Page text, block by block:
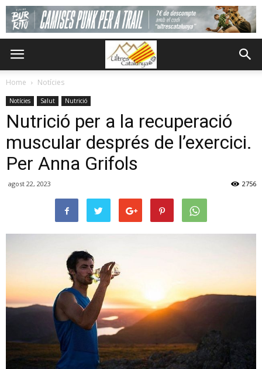
Home Notícies
Notícies Salut Nutrició
Nutrició per a la recuperació
muscular després de l’exercici.
Per Anna Grifols
agost 22, 2023 2756